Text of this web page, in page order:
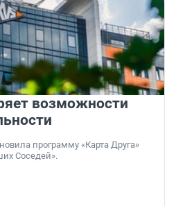
возможности
программу «Карта Друга»
Соседей».